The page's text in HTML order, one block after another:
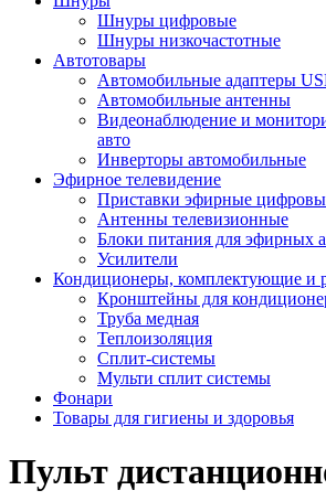
Шнуры цифровые
Шнуры низкочастотные
Автотовары
Автомобильные адаптеры
Автомобильные антенны
Видеонаблюдение и
авто
Инверторы автомобильные
Эфирное телевидение
Приставки эфирные
Антенны телевизионные
Блоки питания для эфирных
Усилители
Кондиционеры, комплектующие и
Кронштейны для
Труба медная
Теплоизоляция
Сплит-системы
Мульти сплит системы
Фонари
Товары для гигиены и здоровья
Пульт